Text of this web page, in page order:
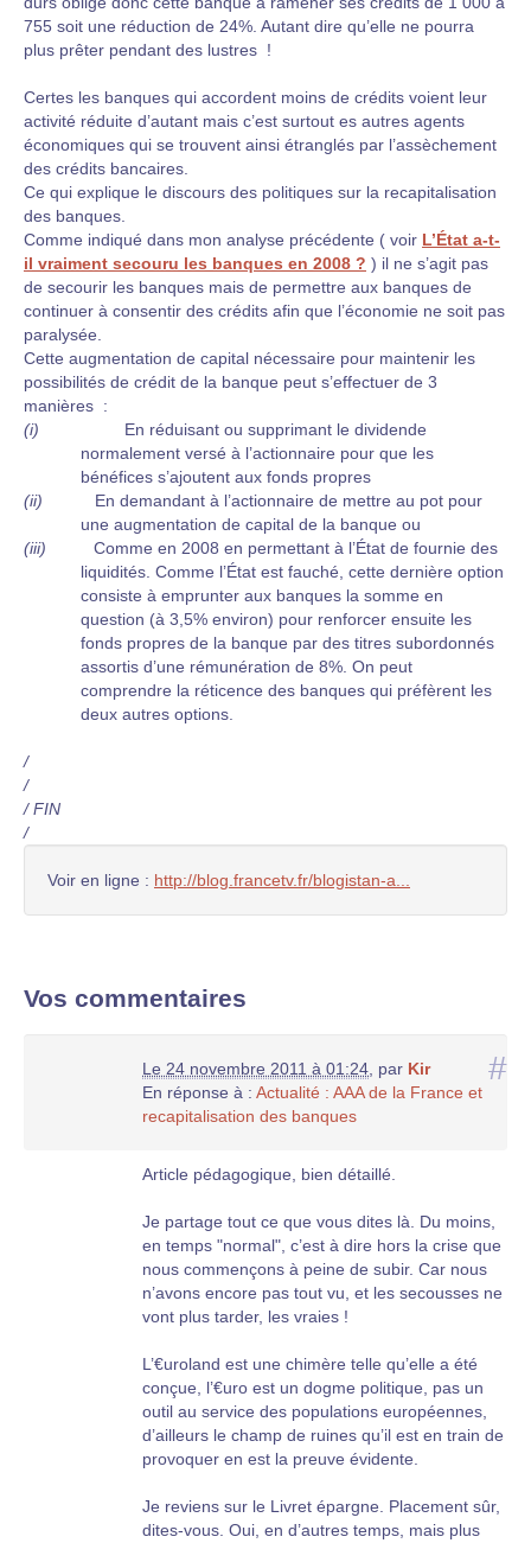
755 soit une réduction de 24%. Autant dire qu’elle ne pourra
plus prêter pendant des lustres !
Certes les banques qui accordent moins de crédits voient leur
activité réduite d’autant mais c’est surtout es autres agents
économiques qui se trouvent ainsi étranglés par l’assèchement
des crédits bancaires.
Ce qui explique le discours des politiques sur la recapitalisation
des banques.
Comme indiqué dans mon analyse précédente ( voir L’État a-t-
il vraiment secouru les banques en 2008 ? ) il ne s’agit pas
de secourir les banques mais de permettre aux banques de
continuer à consentir des crédits afin que l’économie ne soit pas
paralysée.
Cette augmentation de capital nécessaire pour maintenir les
possibilités de crédit de la banque peut s’effectuer de 3
manières :
(i) En réduisant ou supprimant le dividende
normalement versé à l’actionnaire pour que les
bénéfices s’ajoutent aux fonds propres
(ii) En demandant à l’actionnaire de mettre au pot pour
une augmentation de capital de la banque ou
(iii) Comme en 2008 en permettant à l’État de fournie des
liquidités. Comme l’État est fauché, cette dernière option
consiste à emprunter aux banques la somme en
question (à 3,5% environ) pour renforcer ensuite les
fonds propres de la banque par des titres subordonnés
assortis d’une rémunération de 8%. On peut
comprendre la réticence des banques qui préfèrent les
deux autres options.
/
/
/ FIN
/
Voir en ligne : http://blog.francetv.fr/blogistan-a...
Vos commentaires
#
Le 24 novembre 2011 à 01:24 par Kir
En réponse à : Actualité : AAA de la France et
recapitalisation des banques
Article pédagogique, bien détaillé.
Je partage tout ce que vous dites là. Du moins,
en temps "normal", c’est à dire hors la crise que
nous commençons à peine de subir. Car nous
n’avons encore pas tout vu, et les secousses ne
vont plus tarder, les vraies !
L’€uroland est une chimère telle qu’elle a été
conçue, l’€uro est un dogme politique, pas un
outil au service des populations européennes,
d’ailleurs le champ de ruines qu’il est en train de
provoquer en est la preuve évidente.
Je reviens sur le Livret épargne. Placement sûr,
dites-vous. Oui, en d’autres temps, mais plus